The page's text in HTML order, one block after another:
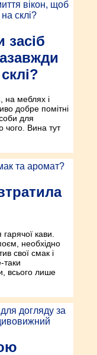
на меблях і
добре помітні
для
чого. Вина тут
кави.
необхідно
свої смак і
всього лише